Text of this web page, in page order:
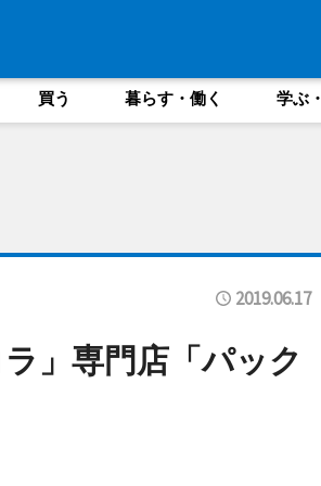
買う 暮らす・働く 学ぶ
2019.06.17
」専門店「パック